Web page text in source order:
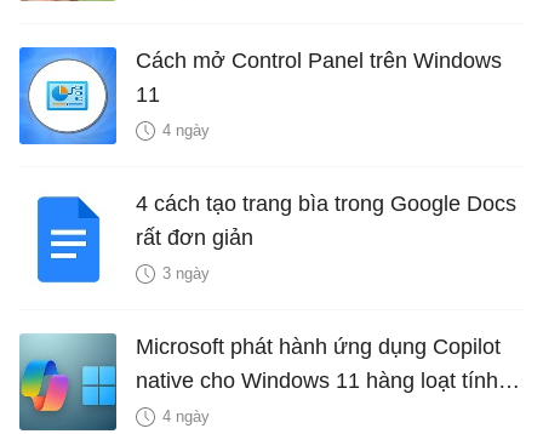
Cách mở Control Panel trên Windows
11
4 ngày
4 cách tạo trang bìa trong Google Docs
rất đơn giản
3 ngày
Microsoft phát hành ứng dụng Copilot
native cho Windows 11 hàng loạt tính
năng mới Hữu Ích
4 ngày